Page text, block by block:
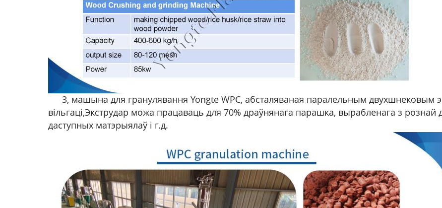
3, машына для гранулявання Yongte WPC, абсталяваная паралельным двухшнековым
вільгаці,Экструдар можа працаваць для 70% драўнянага парашка, вырабленага з рознай
даступных матэрыялаў і г.д.